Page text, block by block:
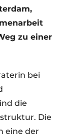
zu einer
bei
die
Die
eine der